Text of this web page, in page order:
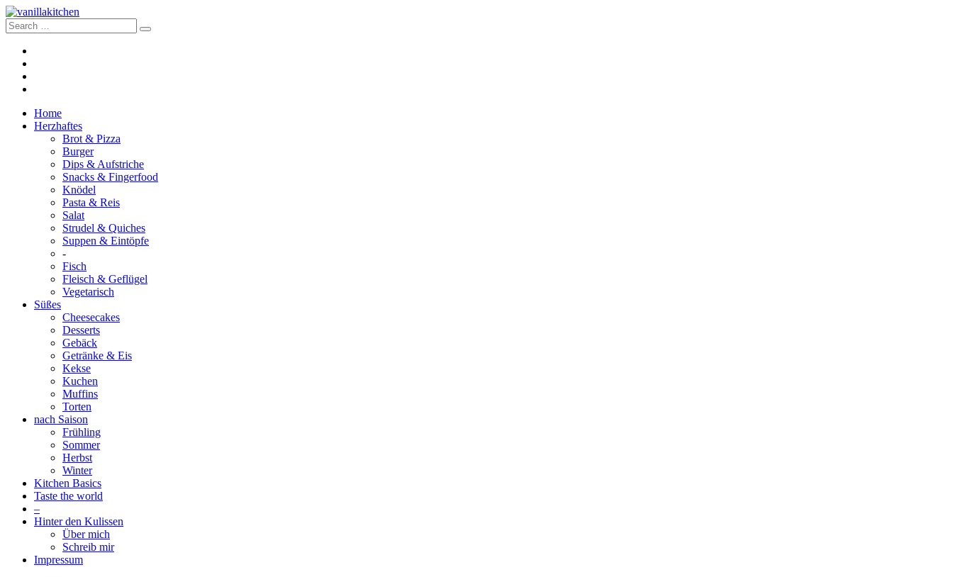
Home
Herzhaftes
Brot & Pizza
Burger
Dips & Aufstriche
Snacks & Fingerfood
Knödel
Pasta & Reis
Salat
Strudel & Quiches
Suppen & Eintöpfe
-
Fisch
Fleisch & Geflügel
Vegetarisch
Süßes
Cheesecakes
Desserts
Gebäck
Getränke & Eis
Kekse
Kuchen
Muffins
Torten
nach Saison
Frühling
Sommer
Herbst
Winter
Kitchen Basics
Taste the world
–
Hinter den Kulissen
Über mich
Schreib mir
Impressum